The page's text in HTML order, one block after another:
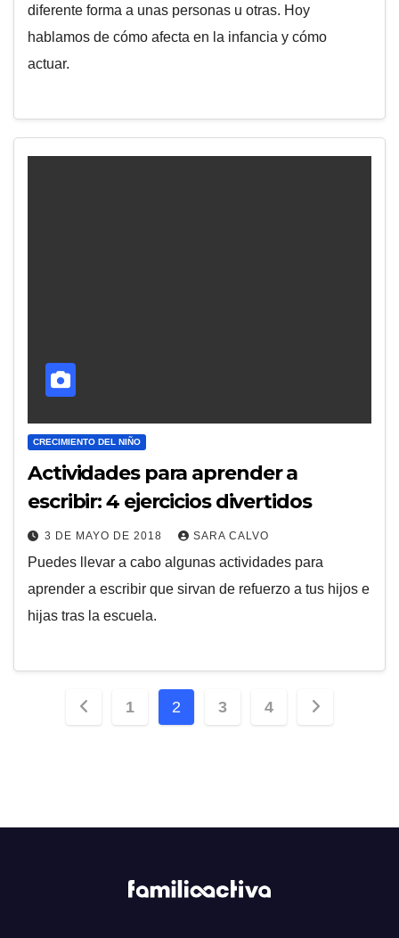
diferente forma a unas personas u otras. Hoy
hablamos de cómo afecta en la infancia y cómo
actuar.
CRECIMIENTO DEL NIÑO
Actividades para aprender a
escribir: 4 ejercicios divertidos
3 DE MAYO DE 2018 SARA CALVO
Puedes llevar a cabo algunas actividades para
aprender a escribir que sirvan de refuerzo a tus hijos e
hijas tras la escuela.
Paginación
1 2 3 4